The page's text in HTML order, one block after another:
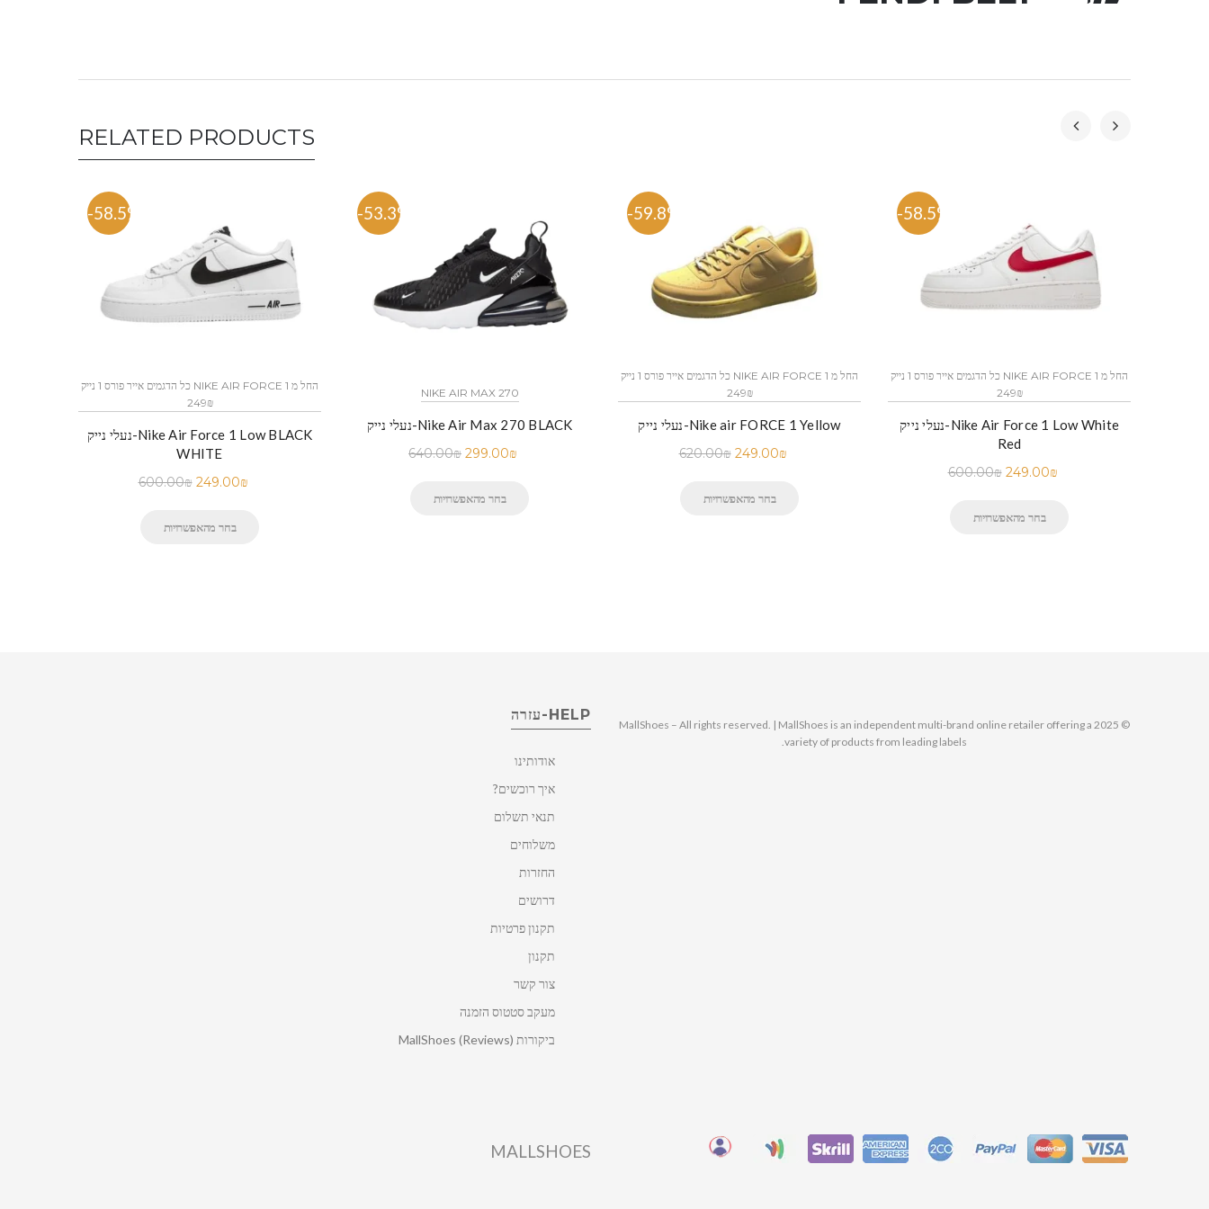
RELATED PRODUCTS
-58.5%
כל הדגמים אייר פורס 1 נייק NIKE AIR FORCE 1 החל מ
249₪
נעלי נייק-Nike Air Force 1 Low BLACK
WHITE
600.00₪ 249.00₪
בחר מהאפשרויות
-53.3%
NIKE AIR MAX 270
נעלי נייק-Nike Air Max 270 BLACK
640.00₪ 299.00₪
בחר מהאפשרויות
-59.8%
כל הדגמים אייר פורס 1 נייק NIKE AIR FORCE 1 החל מ
249₪
נעלי נייק-Nike air FORCE 1 Yellow
620.00₪ 249.00₪
בחר מהאפשרויות
-58.5%
כל הדגמים אייר פורס 1 נייק NIKE AIR FORCE 1 החל מ
249₪
נעלי נייק-Nike Air Force 1 Low White
Red
600.00₪ 249.00₪
בחר מהאפשרויות
HELP-עזרה
אודותינו
איך רוכשים?
תנאי תשלום
משלוחים
החזרות
דרושים
תקנון פרטיות
תקנון
צור קשר
מעקב סטטוס הזמנה
ביקורות MallShoes (Reviews)
© 2025 MallShoes – All rights reserved. | MallShoes is an independent multi-brand online retailer offering a
variety of products from leading labels.
MALLSHOES